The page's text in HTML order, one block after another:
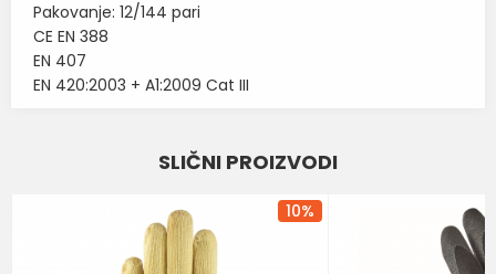
Pakovanje: 12/144 pari
CE EN 388
EN 407
EN 420:2003 + A1:2009 Cat III
RUKAVICE ZA ZAŠTITU OD
ANSELL
SLIČNI PROIZVODI
10%